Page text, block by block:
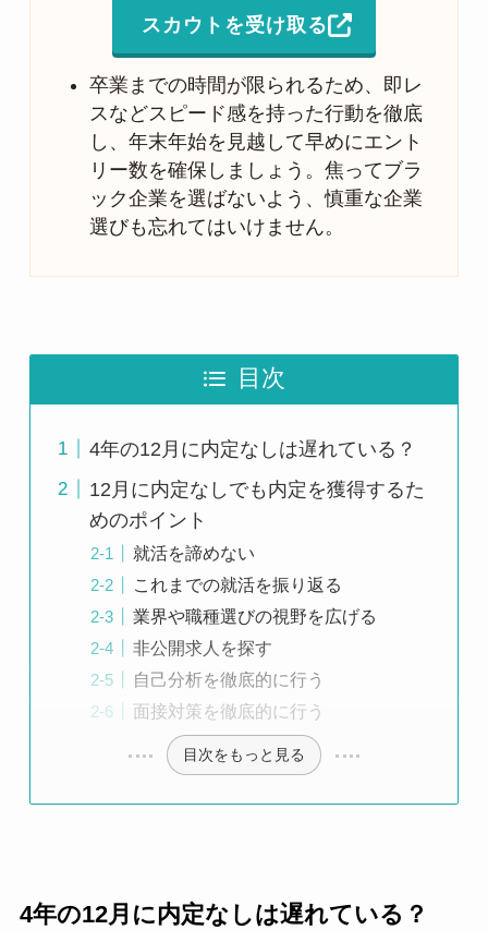
スカウトを受け取る
卒業までの時間が限られるため、即レ
スなどスピード感を持った行動を徹底
し、年末年始を見越して早めにエント
リー数を確保しましょう。焦ってブラ
ック企業を選ばないよう、慎重な企業
選びも忘れてはいけません。
目次
4年の12月に内定なしは遅れている？
12月に内定なしでも内定を獲得するた
めのポイント
就活を諦めない
これまでの就活を振り返る
業界や職種選びの視野を広げる
非公開求人を探す
自己分析を徹底的に行う
面接対策を徹底的に行う
目次をもっと見る
4年の12月に内定なしは遅れている？